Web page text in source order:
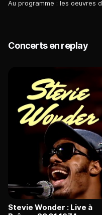
Concerts en replay
Stevie Wonder : Live à